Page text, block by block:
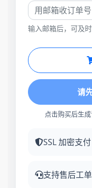
输入邮箱后，可及
请
点击购买后生
SSL 加密支付
支持售后工